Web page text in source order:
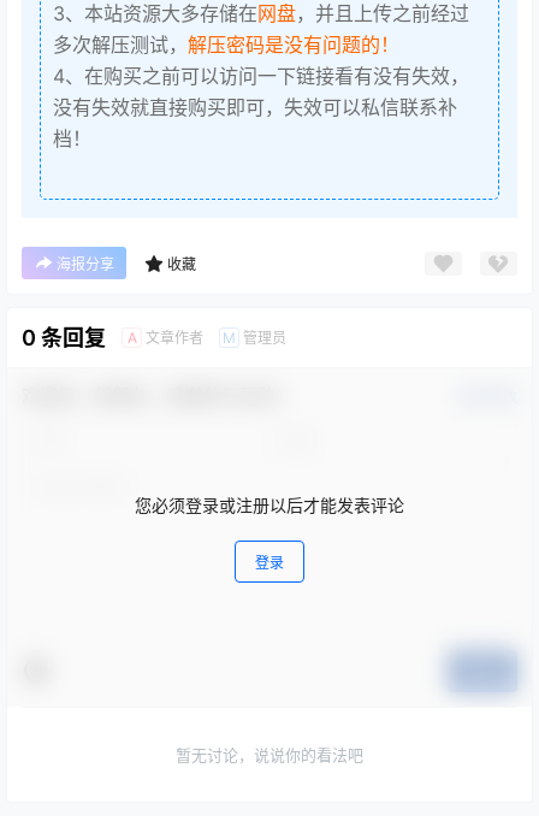
3、本站资源大多存储在网盘，并且上传之前经过
多次解压测试， 解压密码是没有问题的！
4、在购买之前可以访问一下链接看有没有失效，
没有失效就直接购买即可，失效可以私信联系补
档！
海报分享 收藏
0 条回复 A 文章作者 M 管理员
您必须登录或注册以后才能发表评论
登录
暂无讨论，说说你的看法吧